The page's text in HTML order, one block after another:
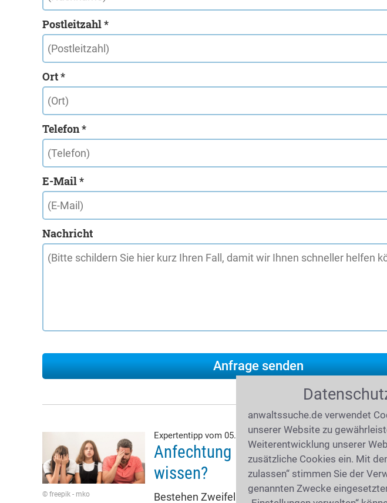
Postleitzahl *
Ort *
Telefon *
E-Mail *
Nachricht
© freepik - mko
Expertentipp vom 05.08.2026(4786 mal gelesen)
Anfechtung der Vaterschaft: Was
wissen?
Bestehen Zweifel an der biologischen
anwaltssuche.de verwendet
unserer Website zu
Weiterentwicklung unserer
zusätzliche Cookies ein. Mit
zulassen“ stimmen Sie der
genannten Zwecke